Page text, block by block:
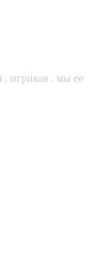
, игривая . мы ее